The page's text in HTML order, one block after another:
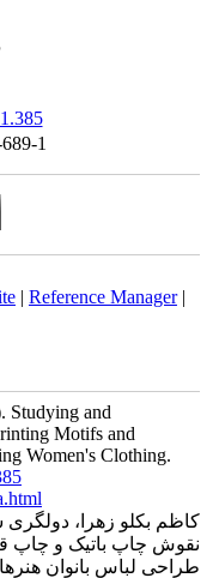
jic.9.1.385
A-10-689-1
| ProCite|Reference
(2025).Studying and
Printing Motifs and
Designing Women's
jic.9.1.385
385-fa.html
زهرا، دولگری شرف
باتیک و چاپ قلمکار
بانوان هنرهای صناعی اسلامی